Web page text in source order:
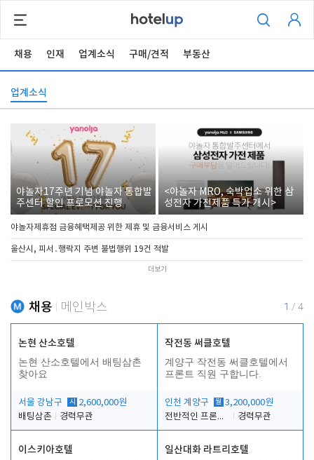
채용 인재 업계소식 구매/견적 부동산
업계소식
야놀자17주년 기념 야놀자 통합발
주센터 할인 프로모션 진행
<야놀자 MRO, 숙박업소 위한 삼
성전자 가전제품 특가 개시>
야놀자제휴점 금융혜택제공 위한 제휴 및 금융서비스 게시
울산시, 피서․행락지 주변 불법행위 19건 적발
더보기
채용 메인박스 1 / 4
논현 산소호텔
논현 산소호텔에서 배팅삼촌
찾아요
서울 강남구 시
2,600,000원
배팅삼촌
경력무관
작전동 써클호텔
계양구 작전동 써클호텔에서
프론트 직원 구합니다.
인천 계양구 월 3,200,000원
전반적인 프론트 업무
경력무관
이스키아호텔 일산대화 라트리호텔